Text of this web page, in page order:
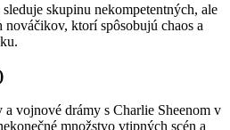
skupinu nekompetentných, ale
ktorí spôsobujú chaos a
a vojnové drámy s Charlie Sheenom v
množstvo vtipných scén a